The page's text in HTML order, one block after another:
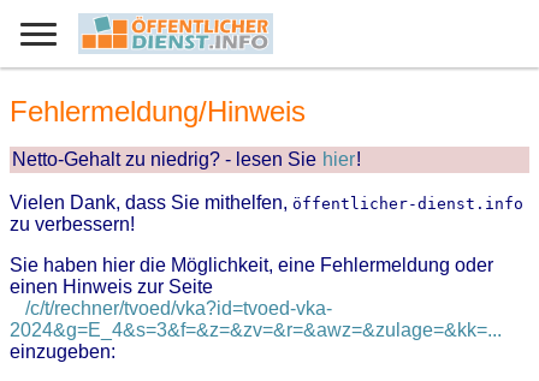
Fehlermeldung/Hinweis
Netto-Gehalt zu niedrig? - lesen Sie hier!
Vielen Dank, dass Sie mithelfen, öffentlicher-dienst.info
zu verbessern!
Sie haben hier die Möglichkeit, eine Fehlermeldung oder
einen Hinweis zur Seite
/c/t/rechner/tvoed/vka?id=tvoed-vka-
2024&g=E_4&s=3&f=&z=&zv=&r=&awz=&zulage=&kk=...
einzugeben: